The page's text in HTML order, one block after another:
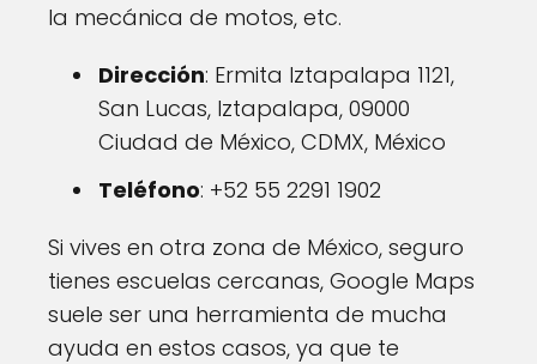
la mecánica de motos, etc.
Dirección: Ermita Iztapalapa 1121,
San Lucas, Iztapalapa, 09000
Ciudad de México, CDMX, México
Teléfono: +52 55 2291 1902
Si vives en otra zona de México, seguro
tienes escuelas cercanas, Google Maps
suele ser una herramienta de mucha
ayuda en estos casos, ya que te